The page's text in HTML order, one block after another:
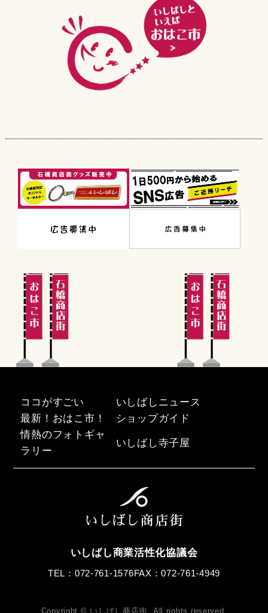
2022年11月
2022年10月
2022年9月
2022年8月
2022年7月
2022年5月
2022年4月
2022年3月
2022年2月
2021年9月
2021年7月
2021年4月
2021年3月
2021年2月
2021年1月
2020年10月
2017年11月
2017年2月
2016年7月
2016年1月
2015年7月
2014年5月
2014年4月
ココがすごい
いしばしニュース
最新！おはこ市！
ショップガイド
情熱のフォトギャ
ラリー
いしばし寺子屋
いしばし商業活性化協議会
TEL：072-761-1576FAX：072-761-4949
Copyright © いしばし商店街. All rights reserved.